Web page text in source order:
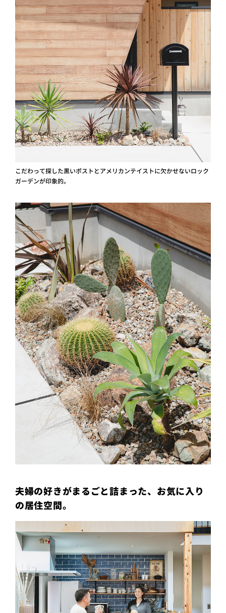
こだわって探した黒いポストとアメリカンテイストに欠かせないロック
ガーデンが印象的。
夫婦の好きがまるごと詰まった、お気に入り
の居住空間。